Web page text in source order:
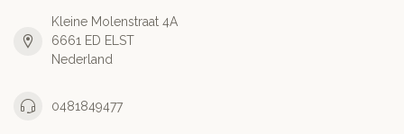
Kleine Molenstraat 4A
6661 ED ELST
Nederland
0481849477